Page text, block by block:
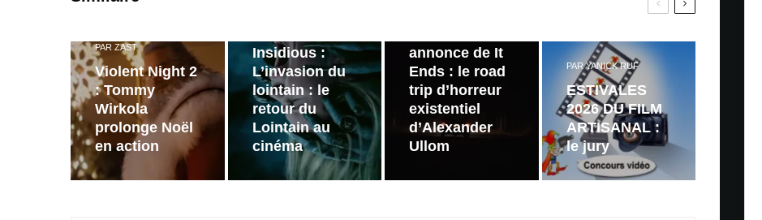
PAR ZAST
Violent Night 2
: Tommy
Wirkola
prolonge Noël
en action
Insidious :
L’invasion du
lointain : le
retour du
Lointain au
cinéma
annonce de It
Ends : le road
trip d’horreur
existentiel
d’Alexander
Ullom
PARYANICK RUF
ESTIVALES
2026 DU FILM
ARTISANAL :
le jury